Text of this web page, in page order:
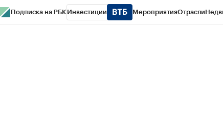
Подписка на РБК Инвестиции МероприятияОтрасли